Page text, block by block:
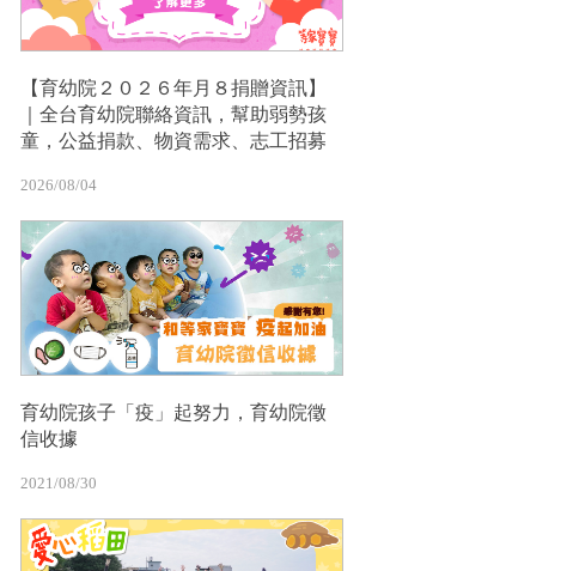
【育幼院２０２６年月８捐贈資訊】
｜全台育幼院聯絡資訊，幫助弱勢孩
童，公益捐款、物資需求、志工招募
2026/08/04
育幼院孩子「疫」起努力，育幼院徵
信收據
2021/08/30